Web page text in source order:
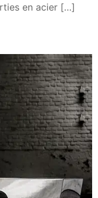
en acier […]